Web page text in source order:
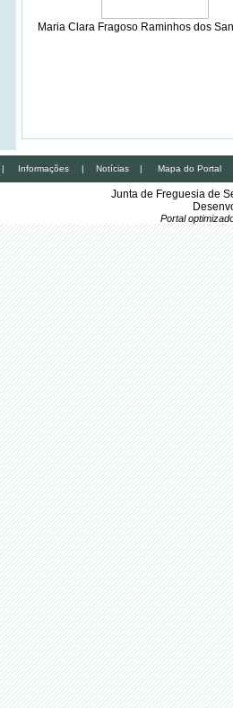
Maria Clara Fragoso Raminhos dos
| Informações | Notícias | Mapa do Portal
Junta de Freguesia de
Portal